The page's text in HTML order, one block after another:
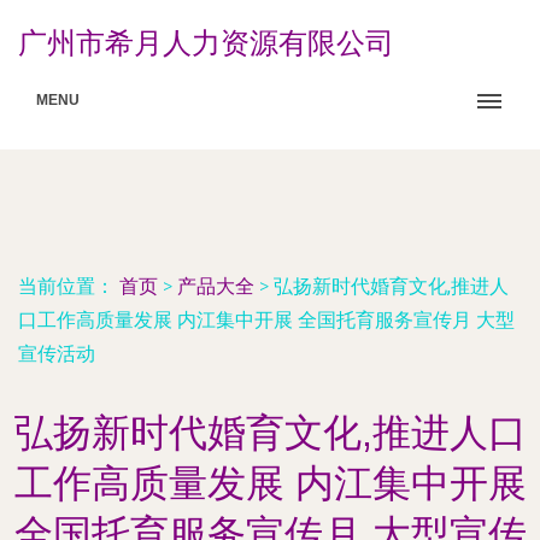
广州市希月人力资源有限公司
MENU
当前位置： 首页 > 产品大全 > 弘扬新时代婚育文化,推进人
口工作高质量发展 内江集中开展 全国托育服务宣传月 大型
宣传活动
弘扬新时代婚育文化,推进人口
工作高质量发展 内江集中开展